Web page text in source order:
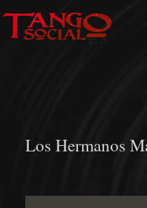
Los Hermanos